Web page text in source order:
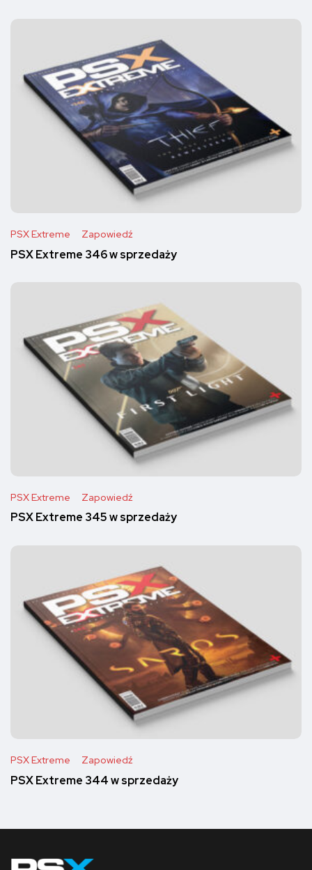
PSX Extreme Zapowiedź
PSX Extreme 346 w sprzedaży
PSX Extreme Zapowiedź
PSX Extreme 345 w sprzedaży
PSX Extreme Zapowiedź
PSX Extreme 344 w sprzedaży